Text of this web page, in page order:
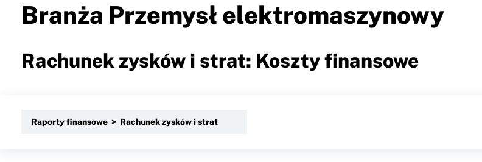
Branża Przemysł elektromaszynowy
Rachunek zysków i strat: Koszty finansowe
Raporty finansowe > Rachunek zysków i strat